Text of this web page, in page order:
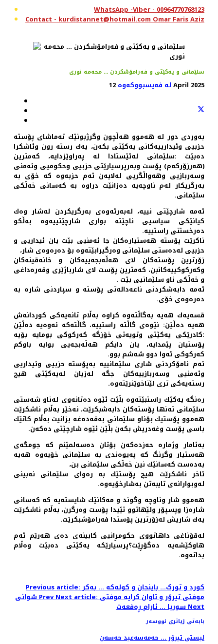
WhatsApp -Viber - 00964770768123
Contact - kurdistannet@hotmail.com Omar Faris Aziz
سلێمانی و یەکێتی و فەرامۆشکردن ... محەمە نوری
لە فەیسبووکەوە12 April 2025
بەوردی دور لە هەموو هەڵچون وگرژبونێك تەماشای پۆستە
حزبیی وئیدارییەكانی یەكێتی بكەن، یەك رستە رون وئاشكرا
دەبێت :سلێمانی لەئێستادا لە پەراوێزدایە، كەمترین
(هەرزۆركەم) پۆست وبەرپرسیارێتی حزبیی وحكومیی وئەمنی
وسەربازیی وهەواڵگریی لەلایەن ئەم حزبەوە كە خۆی بە
بەرگریكار لەم ناوچەیە دەزانێت دراوە بە كەسانی خەڵكی
سلێمانی.
ئەمە شارچێتی نییە، لەبەرئەوەی بەرگریكردن لەشار وەك
كیانێكی سیاسیی ناچێتە بواری شارچێتییەوە بەڵكو
دەرخستنی راستییە.
ناكرێت پۆستە هەستیارەكان جا ئەمنیی بێت یان ئیداریی و
حزبیی لەدەستی سلێمانی وەرگیرابێتەوە بۆ دەرەوەی شار،
زۆرترین پۆستەكان لای هەڵەبجەییەكان و خانەقینەكان
وكەركوكییەكانبن، كەمترین پۆست لای شارباژێری وقەرەداغی
و خەڵكی ناو سلێمانیی بێت .
ئەمە دابەشكردنی ناعەدالەتی پۆستە و سپاردنی شارە بە
دەرەوەی خۆی.
قسەیەك هەیە بەگاڵتەوە كراوە بەڵام تانەیەكی كوردانەش
هەیە دەڵێن: نێوەی گاڵتە راستییە، گاڵتەكە ئەوەیە دەڵێن
:كادرێكی یەكێتی وتویەتی خۆزگە كەركوكی بومایە بۆیە
پۆستیان پێمدایە، یان دایكم هەڵەبجەیی بوایە باوكم
كەركوكی ئەوا دوو شەشم بوو.
ئەم نامۆكردنی شاری سلێمانییە بەپۆستە حزبیی وئیداریی
وئەمنیی وسەربازییەكان جگە لەزیان لەیەكێتی هیچ
رستەیەكی تری لێناخوێنرێتەوە.
رەنگە یەكێك راستبێتەوە بڵێت ئێوە دەتانەوی لەناو شەستی
سلێمانی تەنها پۆستەكان دابەشبكرێت، نەخێر بەڵام ناشكرێت
هەموو پۆستیك بۆناو سلێمانی بەقەدەغە بزانیت بەڵام كاتێك
باسی پۆست وغەدریش بكەن بڵێن ئێوە شارچێتی دەكەن.
بەئامار وژمارە حەزدەكەن بۆتان دەسەلمێنم كە جومگەی
هەستیار وگرنگ كە پەیوەندی بە سلێمانی خۆیەوە هەیە
بەدەست كەسانێك نین خەڵكی سلێمانی بن،
ئاخر ناشكرێت هیچ پۆستێك بە رەوای سلێمانی نەبینی
لەوبوارانەی تایبەتن بەشارخۆیەوە.
هەموو شار وناوچە وگوند و مەكانێك شایستەیە كە كەسانی
شارەزا وپسپۆر ولێهاتوو تێیدا پۆست وەرگرن، بەڵام ناشكرێت
یەك شاریش لەزۆرترین پۆستدا فەرامۆشبكرێت.
لەقۆناغی داهاتووی حكومڕانیی كابینەی دەی هەرێم ئەم
هاوكێشەیە دەگۆڕێت؟پرسیارێكە یەكێتی دەبێت وەڵام
بداتەوە.
Previous article: کورد و تورک... باینجان و کولەکە ... بەکر
شوانیPrevNext article: موفتی تیرۆر و تاوان کرایە موفتی
سوریا ... ئارام ڕەفعەتNext
بابەتی زیاتری نووسەر
لیستی تیرۆر ... حەمەسەعید حەسەن